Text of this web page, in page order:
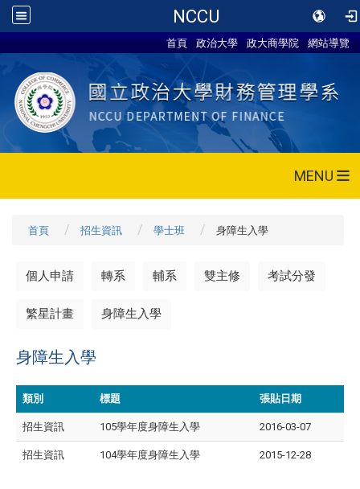
NCCU
首頁 政治大學 政大商學院 網站導覽
MENU
首頁 招生資訊 學士班 身障生入學
個人申請 轉系 輔系 雙主修 考試分發
繁星計畫 身障生入學
身障生入學
類別 標題 張貼日期
招生資訊 105學年度身障生入學 2016-03-07
招生資訊 104學年度身障生入學 2015-12-28